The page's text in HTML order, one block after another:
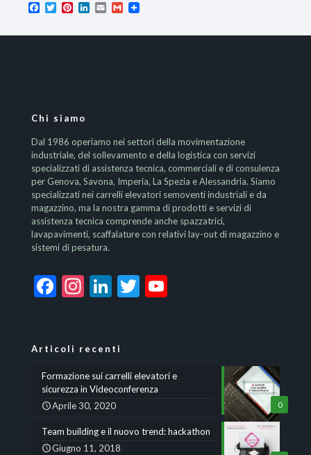
Facebook
TwitterPinterest
LinkedIn
EmailGmail
Chi siamo
Dal 1986 operiamo nei settori della movimentazione
industriale, del sollevamento e della logistica con servizi
specializzati di assistenza tecnica, commerciali e di consulenza
per Genova, Savona, Imperia, La Spezia e Alessandria. Siamo
specializzati nei carrelli elevatori semoventi industriali e da
magazzino, ma la nostra gamma di prodotti e servizi di
assistenza tecnica comprende anche spazzatrici,
lavapavimenti, scaffalature con relativi lay-out di magazzino e
sistemi di pesatura.
Facebook
Instagram
LinkedIn
Twitter
Articoli recenti
0
Formazione sui carrelli elevatori e
sicurezza in Videoconferenza
Aprile 30, 2020
Team building e il nuovo trend: hackathon
Giugno 11, 2018